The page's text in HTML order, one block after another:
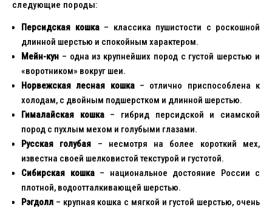
следующие породы:
Персидская кошка– классика пушистости с роскошной
длинной шерстью и спокойным характером.
Мейн-кун – одна из крупнейших пород с густой шерстью и
«воротником» вокруг шеи.
Норвежская лесная кошка– отлично приспособлена к
холодам, с двойным подшерстком и длинной шерстью.
Гималайская кошка– гибрид персидской и сиамской
пород с пухлым мехом и голубыми глазами.
Русская голубая – несмотря на более короткий мех,
известна своей шелковистой текстурой и густотой.
Сибирская кошка– национальное достояние России с
плотной, водоотталкивающей шерстью.
Рэгдолл – крупная кошка с мягкой и густой шерстью, очень